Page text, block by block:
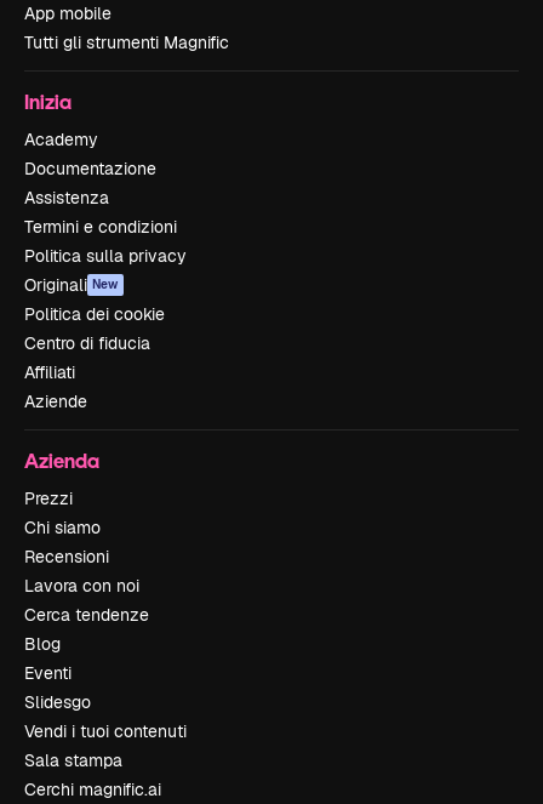
App mobile
Tutti gli strumenti Magnific
Inizia
Academy
Documentazione
Assistenza
Termini e condizioni
Politica sulla privacy
Originali New
Politica dei cookie
Centro di fiducia
Affiliati
Aziende
Azienda
Prezzi
Chi siamo
Recensioni
Lavora con noi
Cerca tendenze
Blog
Eventi
Slidesgo
Vendi i tuoi contenuti
Sala stampa
Cerchi magnific.ai